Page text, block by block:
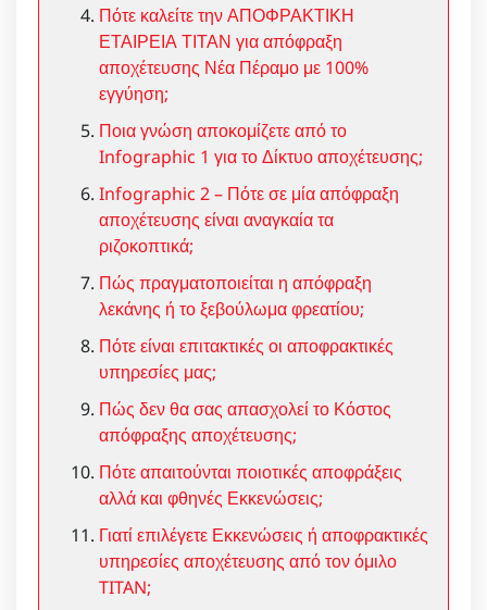
Πότε καλείτε την ΑΠΟΦΡΑΚΤΙΚΗ
ΕΤΑΙΡΕΙΑ ΤΙΤΑΝ για απόφραξη
αποχέτευσης Νέα Πέραμο με 100%
εγγύηση;
Ποια γνώση αποκομίζετε από το
Infographic 1 για το Δίκτυο αποχέτευσης;
Infographic 2 – Πότε σε μία απόφραξη
αποχέτευσης είναι αναγκαία τα
ριζοκοπτικά;
Πώς πραγματοποιείται η απόφραξη
λεκάνης ή το ξεβούλωμα φρεατίου;
Πότε είναι επιτακτικές οι αποφρακτικές
υπηρεσίες μας;
Πώς δεν θα σας απασχολεί το Κόστος
απόφραξης αποχέτευσης;
Πότε απαιτούνται ποιοτικές αποφράξεις
αλλά και φθηνές Εκκενώσεις;
Γιατί επιλέγετε Εκκενώσεις ή αποφρακτικές
υπηρεσίες αποχέτευσης από τον όμιλο
TITAN;